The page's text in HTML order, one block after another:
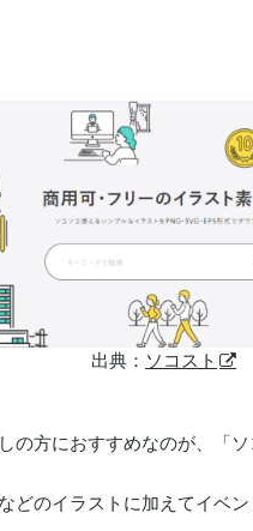
出典： ソコスト
の方におすすめなのが、「ソ
どのイラストに加えてイベ